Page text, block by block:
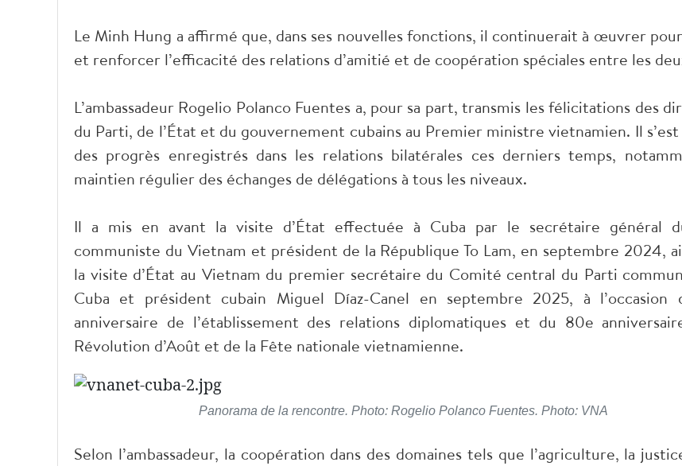
Le Minh Hung a affirmé que, dans ses nouvelles fonctions, il continuerait à œuvrer
et renforcer l’efficacité des relations d’amitié et de coopération spéciales entre les
L’ambassadeur Rogelio Polanco Fuentes a, pour sa part, transmis les félicitations des
du Parti, de l’État et du gouvernement cubains au Premier ministre vietnamien. Il
des progrès enregistrés dans les relations bilatérales ces derniers temps,
maintien régulier des échanges de délégations à tous les niveaux.
Il a mis en avant la visite d’État effectuée à Cuba par le secrétaire général
communiste du Vietnam et président de la République To Lam, en septembre 2024,
la visite d’État au Vietnam du premier secrétaire du Comité central du Parti
Cuba et président cubain Miguel Díaz-Canel en septembre 2025, à l’occasion
anniversaire de l’établissement des relations diplomatiques et du 80e
Révolution d’Août et de la Fête nationale vietnamienne.
Panorama de la rencontre. Photo: Rogelio Polanco Fuentes. Photo: VNA
Selon l’ambassadeur, la coopération dans des domaines tels que l’agriculture, la